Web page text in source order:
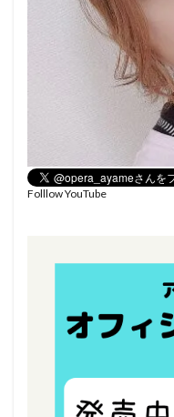
Folllow YouTube